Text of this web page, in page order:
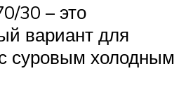
30 – это
вариант для
суровым холодным